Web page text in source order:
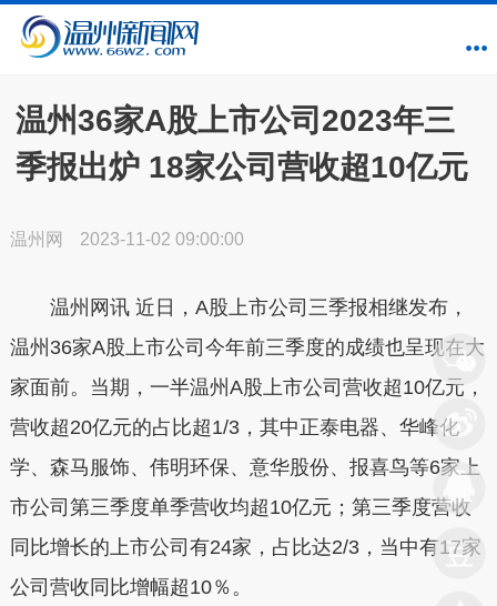
温州36家A股上市公司2023年三
季报出炉 18家公司营收超10亿元
温州网 2023-11-02 09:00:00
温州网讯 近日，A股上市公司三季报相继发布，
温州36家A股上市公司今年前三季度的成绩也呈现在大
家面前。当期，一半温州A股上市公司营收超10亿元，
营收超20亿元的占比超1/3，其中正泰电器、华峰化
学、森马服饰、伟明环保、意华股份、报喜鸟等6家上
市公司第三季度单季营收均超10亿元；第三季度营收
同比增长的上市公司有24家，占比达2/3，当中有17家
公司营收同比增幅超10％。